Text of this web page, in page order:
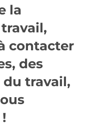
la
contacter
des
travail,